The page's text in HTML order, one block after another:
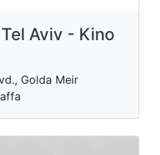
Aviv - Kino
Golda Meir